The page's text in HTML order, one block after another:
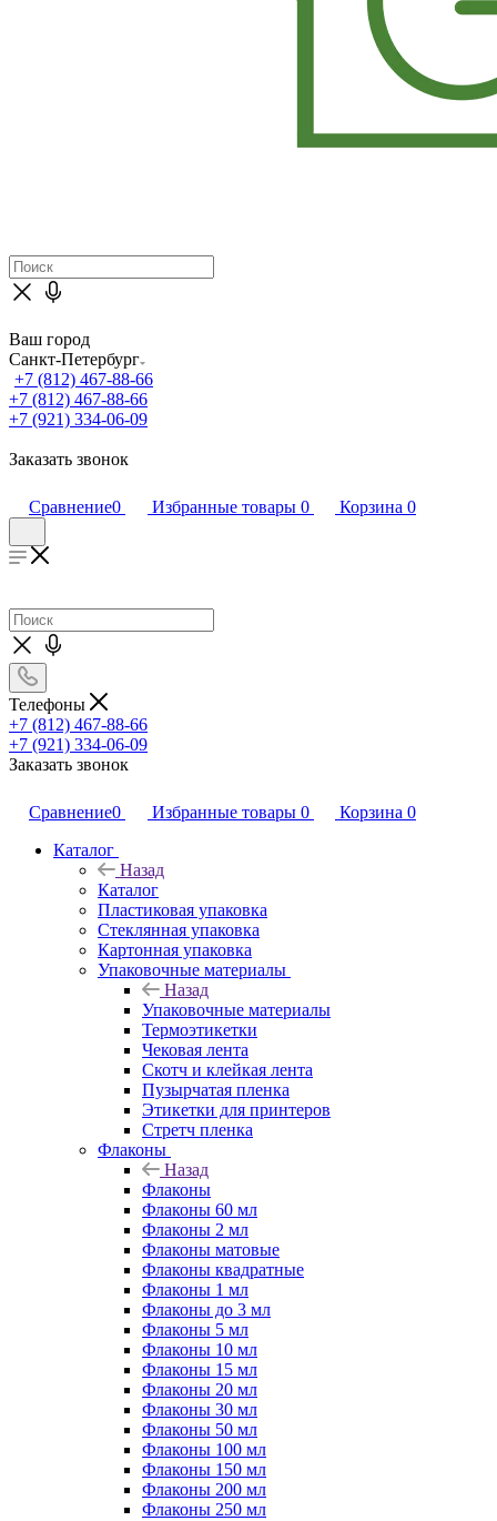
Ваш город
Санкт-Петербург
+7 (812) 467-88-66
+7 (812) 467-88-66
+7 (921) 334-06-09
Заказать звонок
Сравнение0 Избранные товары 0 Корзина 0
Телефоны
+7 (812) 467-88-66
+7 (921) 334-06-09
Заказать звонок
Сравнение0 Избранные товары 0 Корзина 0
Каталог
Назад
Каталог
Пластиковая упаковка
Стеклянная упаковка
Картонная упаковка
Упаковочные материалы
Назад
Упаковочные материалы
Термоэтикетки
Чековая лента
Скотч и клейкая лента
Пузырчатая пленка
Этикетки для принтеров
Стретч пленка
Флаконы
Назад
Флаконы
Флаконы 60 мл
Флаконы 2 мл
Флаконы матовые
Флаконы квадратные
Флаконы 1 мл
Флаконы до 3 мл
Флаконы 5 мл
Флаконы 10 мл
Флаконы 15 мл
Флаконы 20 мл
Флаконы 30 мл
Флаконы 50 мл
Флаконы 100 мл
Флаконы 150 мл
Флаконы 200 мл
Флаконы 250 мл